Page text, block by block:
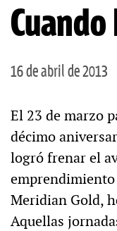
16 de abril de 2013
El 23 de marzo
décimo
logró frenar el
Meridian Gold,
Aquellas